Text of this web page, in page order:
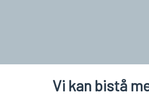
Vi kan bistå